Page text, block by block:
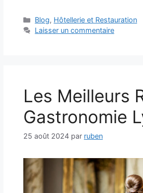
Catégories
Blog, Hôtellerie et Restauration
Laisser un commentaire
Les Meilleurs
Gastronomie
25 août 2024 par ruben